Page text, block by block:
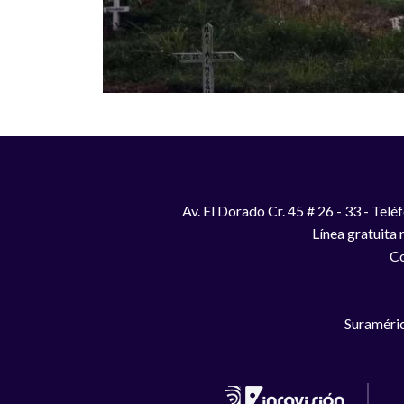
Av. El Dorado Cr. 45 # 26 - 33 -
Línea gratuita